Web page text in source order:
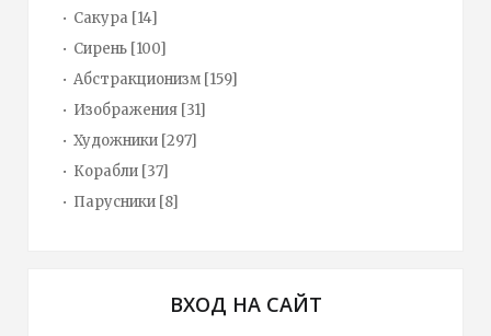
Сакура [14]
Сирень [100]
Абстракционизм [159]
Изображения [31]
Художники [297]
Корабли [37]
Парусники [8]
ВХОД НА САЙТ